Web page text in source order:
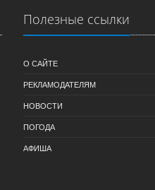
Полезные ссылки
О САЙТЕ
РЕКЛАМОДАТЕЛЯМ
НОВОСТИ
ПОГОДА
АФИША